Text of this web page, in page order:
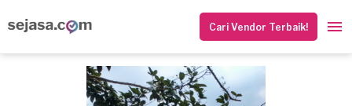
Cari Vendor Terbaik!